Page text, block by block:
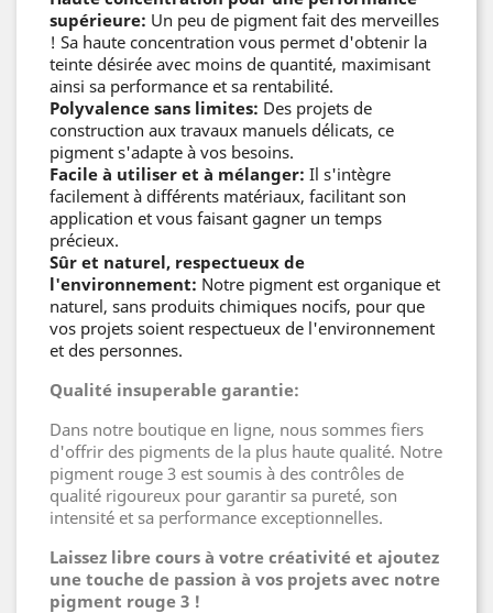
supérieure: Un peu de pigment fait des merveilles
! Sa haute concentration vous permet d'obtenir la
teinte désirée avec moins de quantité, maximisant
ainsi sa performance et sa rentabilité.
Polyvalence sans limites: Des projets de
construction aux travaux manuels délicats, ce
pigment s'adapte à vos besoins.
Facile à utiliser et à mélanger: Il s'intègre
facilement à différents matériaux, facilitant son
application et vous faisant gagner un temps
précieux.
Sûr et naturel, respectueux de
l'environnement: Notre pigment est organique et
naturel, sans produits chimiques nocifs, pour que
vos projets soient respectueux de l'environnement
et des personnes.
Qualité insuperable garantie:
Dans notre boutique en ligne, nous sommes fiers
d'offrir des pigments de la plus haute qualité. Notre
pigment rouge 3 est soumis à des contrôles de
qualité rigoureux pour garantir sa pureté, son
intensité et sa performance exceptionnelles.
Laissez libre cours à votre créativité et ajoutez
une touche de passion à vos projets avec notre
pigment rouge 3 !